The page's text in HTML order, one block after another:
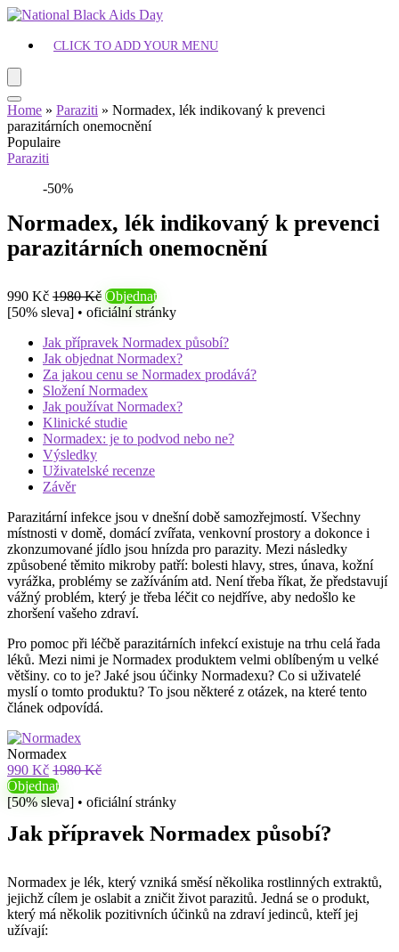
CLICK TO ADD YOUR MENU
Home » Paraziti » Normadex, lék indikovaný k prevenci
parazitárních onemocnění
Populaire
Paraziti
-50%
Normadex, lék indikovaný k prevenci
parazitárních onemocnění
990 Kč 1980 Kč Objednat
[50% sleva] • oficiální stránky
Jak přípravek Normadex působí?
Jak objednat Normadex?
Za jakou cenu se Normadex prodává?
Složení Normadex
Jak používat Normadex?
Klinické studie
Normadex: je to podvod nebo ne?
Výsledky
Uživatelské recenze
Závěr
Parazitární infekce jsou v dnešní době samozřejmostí. Všechny
místnosti v domě, domácí zvířata, venkovní prostory a dokonce i
zkonzumované jídlo jsou hnízda pro parazity. Mezi následky
způsobené těmito mikroby patří: bolesti hlavy, stres, únava, kožní
vyrážka, problémy se zažíváním atd. Není třeba říkat, že představují
vážný problém, který je třeba léčit co nejdříve, aby nedošlo ke
zhoršení vašeho zdraví.
Pro pomoc při léčbě parazitárních infekcí existuje na trhu celá řada
léků. Mezi nimi je Normadex produktem velmi oblíbeným u velké
většiny. co to je? Jaké jsou účinky Normadexu? Co si uživatelé
myslí o tomto produktu? To jsou některé z otázek, na které tento
článek odpovídá.
Normadex
990 Kč 1980 Kč
Objednat
[50% sleva] • oficiální stránky
Jak přípravek Normadex působí?
Normadex je lék, který vzniká směsí několika rostlinných extraktů,
jejichž cílem je oslabit a zničit život parazitů. Jedná se o produkt,
který má několik pozitivních účinků na zdraví jedinců, kteří jej
užívají: